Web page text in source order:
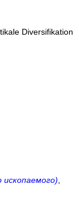
Diversifikation
ископаемого)